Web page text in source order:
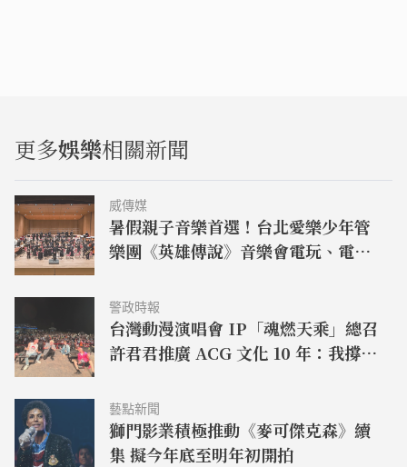
更多娛樂相關新聞
威傳媒
暑假親子音樂首選！台北愛樂少年管
樂團《英雄傳說》音樂會電玩、電
警政時報
台灣動漫演唱會 IP「魂燃天乘」總召
許君君推廣 ACG 文化 10 年：我撐過
藝點新聞
獅門影業積極推動《麥可傑克森》續
集 擬今年底至明年初開拍